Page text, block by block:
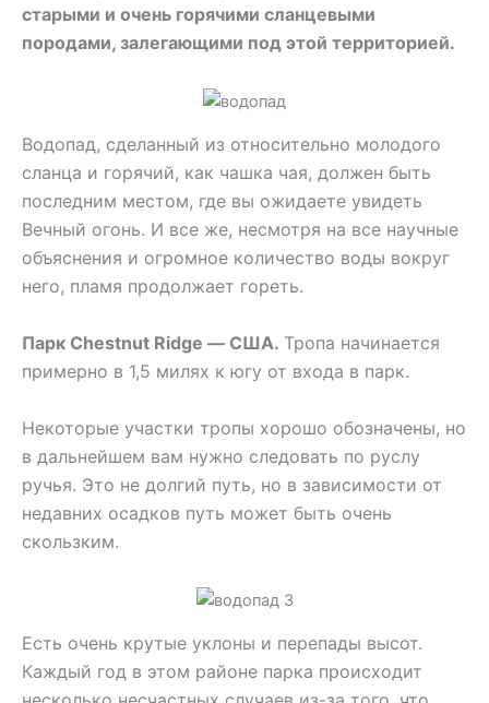
старыми и очень горячими сланцевыми
породами, залегающими под этой территорией.
Водопад, сделанный из относительно молодого
сланца и горячий, как чашка чая, должен быть
последним местом, где вы ожидаете увидеть
Вечный огонь. И все же, несмотря на все научные
объяснения и огромное количество воды вокруг
него, пламя продолжает гореть.
Парк Chestnut Ridge — США. Тропа начинается
примерно в 1,5 милях к югу от входа в парк.
Некоторые участки тропы хорошо обозначены, но
в дальнейшем вам нужно следовать по руслу
ручья. Это не долгий путь, но в зависимости от
недавних осадков путь может быть очень
скользким.
Есть очень крутые уклоны и перепады высот.
Каждый год в этом районе парка происходит